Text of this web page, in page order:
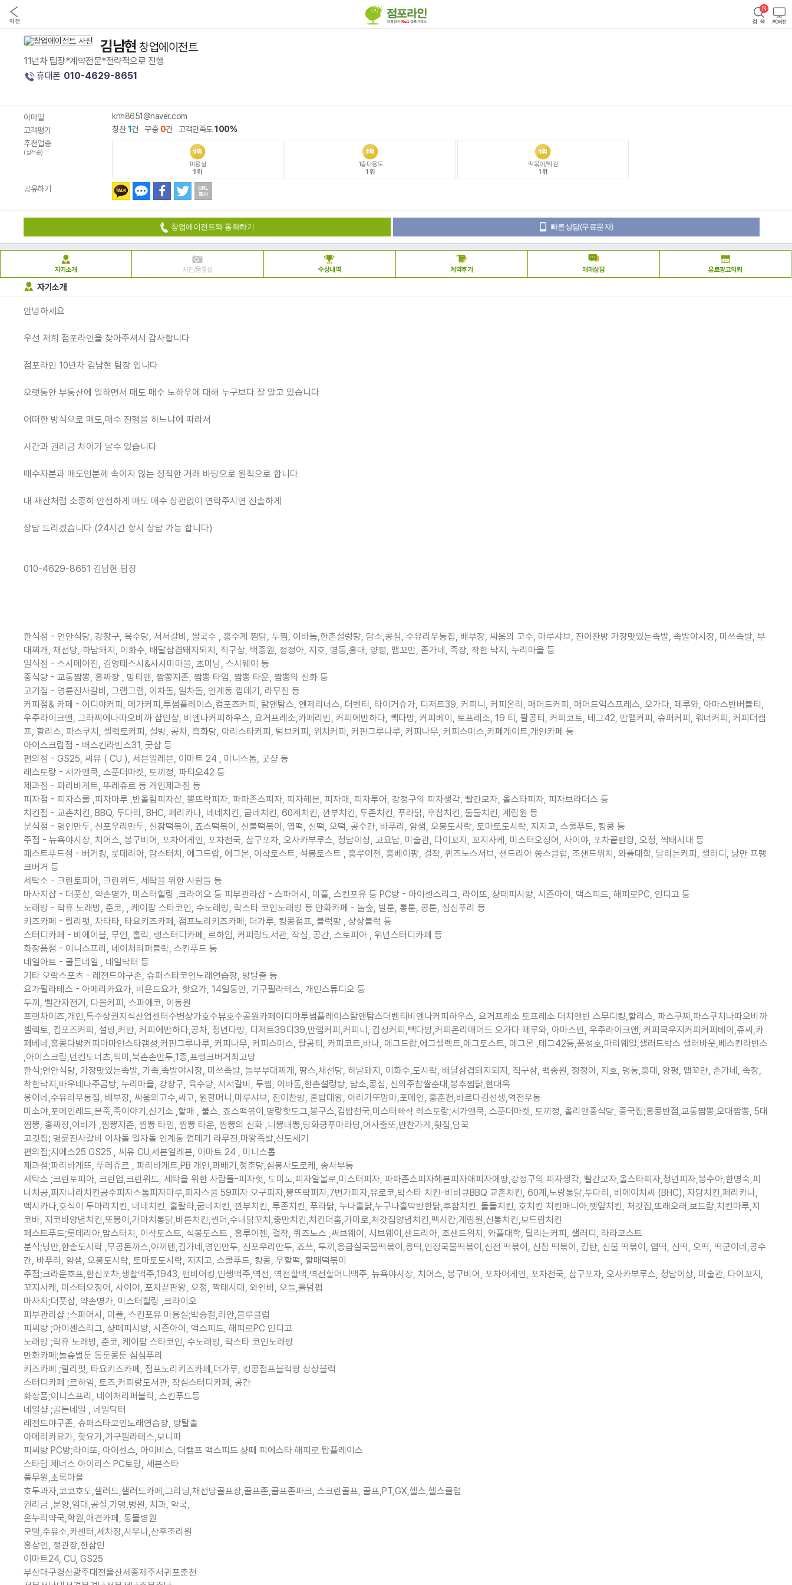
김남현창업에이전트
11년차 팀장*계약전문*전략적으로 진행
휴대폰 010-4629-8651
이메일
knh8651@naver.com
고객평가
칭찬1 건 꾸중 0건 고객만족도100%
추천업종
(실적순)
미용실
1위
1층다용도
1위
떡볶이/튀김
1위
공유하기
창업에이전트와 통화하기 빠른상담(무료문자)
자기소개 사진/동영상 수상내역 계약후기 매매상담 유료광고의뢰
자기소개
안녕하세요
우선 저희 점포라인을 찾아주셔서 감사합니다
점포라인 10년차 김남현 팀장 입니다
오랫동안 부동산에 일하면서 매도 매수 노하우에 대해 누구보다 잘 알고 있습니다
어떠한 방식으로 매도,매수 진행을 하느냐에 따라서
시간과 권리금 차이가 날수 있습니다
매수자분과 매도인분께 속이지 않는 정직한 거래 바탕으로 원칙으로 합니다
내 재산처럼 소중히 안전하게 매도 매수 상관없이 연락주시면 진솔하게
상담 드리겠습니다 (24시간 항시 상담 가능 합니다)
010-4629-8651 김남현 팀장
한식점 - 연안식당, 강창구, 육수당, 서서갈비, 쌀국수 , 홍수계 찜닭, 두찜, 이바돔,한촌설렁탕, 담소,콩심, 수유리우동집, 배부장, 싸움의 고수, 마루샤브, 진이찬방 가장맛있는족발, 족발야시장, 미쓰족발, 부
대찌개, 채선당, 하남돼지, 이화수, 배달삼겹돼지되지, 직구삼, 백종원, 정정아, 지호, 명동,홍대, 양평, 맵꼬만, 존가네, 족장, 착한 낙지, 누리마을 등
일식점 - 스시메이진, 김영태스시&사시미마을, 초미남, 스시웨이 등
중식당 - 교동짬뽕, 홍짜장 , 밍티앤, 짬뽕지존, 짬뽕 타임, 짬뽕 타운, 짬뽕의 신화 등
고기집 - 명륜진사갈비, 그램그램, 이차돌, 일차돌, 인계동 껍데기, 라무진 등
커피점& 카페 - 이디야커피, 메가커피,투썸플레이스,컴포즈커피, 탐앤탐스, 엔제리너스, 더벤티, 타이거슈가, 디저트39, 커피니, 커피온리, 매머드커피, 매머드익스프레스, 오가다, 떼루와, 아마스빈버블티,
우주라이크앤, 그라찌에나따오비까 샵인샵, 비엔나커피하우스, 요거프레소,카페리빈, 커피에반하다, 빽다방, 커피베이, 토프레소, 19 티, 팔공티, 커피코트, 테그42, 만랩커피, 슈퍼커피, 워너커피, 커피더캠
프, 할리스, 파스쿠치, 셀렉토커피, 설빙, 공차, 흑화당, 아리스타커피, 텀브커피, 위치커피, 커핀그루나루, 커피나무, 커피스미스,카페게이트,개인카페 등
아이스크림점 - 배스킨라빈스31, 굿샵 등
편의점 - GS25, 씨유 ( CU ), 세븐일레븐, 이마트 24 , 미니스톱, 굿샵 등
레스토랑 - 서가앤쿡, 스푼더마켓, 토끼정, 파티오42 등
제과점 - 파리바게트, 뚜레쥬르 등 개인제과점 등
피자점 - 피자스쿨 ,피자마루 ,반올림피자샵, 뽕뜨락피자, 파파존스피자, 피자헤븐, 피자애, 피자투어, 강정구의 피자생각, 빨간모자, 올스타피자, 피자브라더스 등
치킨점 - 교촌치킨, BBQ, 투다리, BHC, 페리카나, 네네치킨, 굽네치킨, 60계치킨, 깐부치킨, 투존치킨, 푸라닭, 후참치킨, 둘둘치킨, 계림원 등
분식점 - 명인만두, 신포우리만두, 신참떡볶이, 죠스떡볶이, 신불떡볶이, 엽떡, 신떡, 오떡, 공수간, 바푸리, 얌샘, 오봉도시락, 토마토도시락, 지지고, 스쿨푸드, 킹콩 등
주점 - 뉴욕야시장, 치어스, 봉구비어, 포차어게인, 포차천국, 삼구포차, 오사카부루스, 청담이상, 고요남, 미술관, 다이꼬지, 꼬지사케, 미스터오징어, 사이야, 포차끝판왕, 오청, 짝태시대 등
패스트푸드점 - 버거킹, 롯데리아, 맘스터치, 에그드랍, 에그몬, 이삭토스트, 석봉토스트 , 홍루이젠, 홍베이팡, 걸작, 퀴즈노스서브, 샌드리아 쏭스클럽, 조샌드위치, 와플대학, 달리는커피, 샐러디, 낭만 프랭
크버거 등
세탁소 - 크린토피아, 크린위드, 세탁을 위한 사람들 등
마사지샵 - 더풋샵, 약손명가, 미스터힐링 ,크라이오 등 피부관라샵 - 스파머시, 미플, 스킨포유 등 PC방 - 아이센스리그, 라이또, 샹떼피시방, 시즌아이, 맥스피드, 해피로PC, 인디고 등
노래방 - 락휴 노래방, 준코, , 케이팝 스타코인, 수노래방, 락스타 코인노래방 등 만화카페 - 놀숲, 벌툰, 통툰, 콩툰, 심심푸리 등
키즈카페 - 릴리펏, 차타타, 타요키즈카페, 점프노리키즈카페, 더가루, 킹콩점프, 블럭팡 , 상상블럭 등
스터디카페 - 비에이블, 무인, 홀릭, 랭스터디카페, 르하임, 커피랑도서관, 작심, 공간, 스토피아 , 위넌스터디카페 등
화장품점 - 이니스프리, 네이처리퍼블릭, 스킨푸드 등
네일아트 - 골든네일 , 네일닥터 등
기타 오락스포츠 - 레전드야구존, 슈퍼스타코인노래연습장, 방탈출 등
요가필라테스 - 아메리카요가, 비욘드요가, 핫요가, 14일동안, 기구필라테스, 개인스튜디오 등
두끼, 빨간자전거, 다올커피, 스파에코, 이동원
프랜차이즈,개인,특수상권지식산업센터수변상가호수뷰호수공원카페이디야투썸플레이스탐앤탐스더벤티비엔나커피하우스, 요거프레소 토프레소 더치앤빈 스무디킹,할리스, 파스쿠찌,파스쿠치나따오비까
셀렉토, 컴포즈커피, 설빙,커반, 커피에반하다,공차, 청년다방, 디저트39디39,만랩커피,커피니, 감성커피,빽다방,커피온리매머드 오가다 떼루와, 아마스빈, 우주라이크앤, 커피쿡우지커피커피베이,쥬씨,카
페베네,홍콩다방커피마마인스타갬성,커핀그루나루, 커피나무, 커피스미스, 팔공티, 커피코트,바나, 에그드랍,에그셀렉트,에그토스트, 에그몬 ,테그42등,풍성호,마리웨일,샐러드박스 샐러바웃,베스킨라빈스
,아이스크림,던킨도너츠,픽미,북촌손만두,1종,프랭크버거최고당
한식;연안식당, 가장맛있는족발, 가족,족발야시장, 미쓰족발, 놀부부대찌개, 땅스,채선당, 하남돼지, 이화수,도시락, 배달삼겹돼지되지, 직구삼, 백종원, 정정아, 지호, 명동,홍대, 양평, 맵꼬만, 존가네, 족장,
착한낙지,바우네나주곰탕, 누리마을, 강창구, 육수당, 서서갈비, 두찜, 이바돔,한촌설렁탕, 담소,콩심, 신의주찹쌀순대,봉추찜닭,현대옥
웅이네,수유리우동집, 배부장, 싸움의고수,싸고, 원할머니,마루샤브, 진이찬방, 혼밥대왕, 아리가또맘마,포메인, 홍춘천,바르다김선생,역전우동
미소야,포메인레드,본죽,죽이야기,신기소 ,할매 , 불스, 죠스떡볶이,명랑핫도그,봉구스,김밥천국,미스터빠삭 레스토랑;서가앤쿡, 스푼더마켓, 토끼정, 올리앤중식당, 중국집;홍콩반점,교동짬뽕,오대짬뽕, 5대
짬뽕, 홍짜장,이비가 ,짬뽕지존, 짬뽕 타임, 짬뽕 타운, 짬뽕의 신화 ,니뽕내뽕,탕화쿵푸마라탕,어사출또,반찬가게,횟집,담꾹
고깃집; 명륜진사갈비 이차돌 일차돌 인계동 껍데기 라무진,마왕족발,신도세기
편의점;지에스25 GS25 , 씨유 CU,세븐일레븐, 이마트 24 , 미니스톱
제과점;파리바게뜨, 뚜레쥬르 , 파리바게트,PB 개인,꽈배기,청춘당,심봉사도로케, 송사부등
세탁소 ;크린토피아, 크린업,크린위드, 세탁을 위한 사람들-피자헛, 도미노,피자알볼로,미스터피자, 파파존스피자헤븐피자애피자에땅,강정구의 피자생각, 빨간모자,올스타피자,청년피자,봉수아,한명숙,피
나치공,피자나라치킨공주피자스톰피자마루,피자스쿨 59피자 오구피자,뽕뜨락피자,7번가피자,유로코,빅스타 치킨-비비큐BBQ 교촌치킨, 60계,노랑통닭,투다리, 비에이치씨 (BHC), 자담치킨,페리카나,
멕시카나,호식이 두마리치킨, 네네치킨, 훌랄라,굽네치킨, 깐부치킨, 투존치킨, 푸라닭, 누나홀닭,누구나홀딱반한닭,후참치킨, 둘둘치킨, 호치킨 치킨매니아,깻잎치킨, 처갓집,또래오래,보드람,치킨마루,지
코바, 지코바양념치킨,또봉이,가마치통닭,바른치킨,썬더,수내닭꼬치,충만치킨,치킨더홈,가마로,처갓집양념치킨,맥시칸,계림원,신통치킨,보드람치킨
페스트푸드;롯데리아,맘스터치, 이삭토스트, 석봉토스트 , 홍루이젠, 걸작, 퀴즈노스 ,써브웨이, 서브웨이,샌드리아, 조샌드위치, 와플대학, 달리는커피, 샐러디, 라라코스트
분식;낭만,한솥도시락 ,무공돈까스,야끼텐,김가네,명인만두, 신포우리만두, 죠쓰, 두끼,응급실국물떡볶이,응떡,인정국물떡볶이,신전 떡볶이, 신참 떡볶이, 감탄, 신불 떡볶이, 엽떡, 신떡, 오떡, 떡군이네,공수
간, 바푸리, 얌샘, 오봉도시락, 토마토도시락, 지지고, 스쿨푸드, 킹콩, 우할떡, 할매떡볶이
주점;크라운호프,한신포차,생활맥주,1943, 펀비어킹,인쌩맥주,역전, 역전할맥,역전할머니맥주, 뉴욕야시장, 치어스, 봉구비어, 포차어게인, 포차천국, 삼구포차, 오사카부루스, 청담이상, 미술관, 다이꼬지,
꼬지사케, 미스터오징어, 사이야, 포차끝판왕, 오청, 짝태시대, 와인바, 오늘,홀덤펍
마사지;더풋샵, 약손명가, 미스터힐링 ,크라이오
피부관리샵 ;스파머시, 미플, 스킨포유 미용실;박승철,리안,블루클럽
피씨방 ;아이센스리그, 샹떼피시방, 시즌아이, 맥스피드, 해피로PC 인디고
노래방 ;락휴 노래방, 준코, 케이팝 스타코인, 수노래방, 락스타 코인노래방
만화카페;놀숲벌툰 통툰콩툰 심심푸리
키즈카페 ;릴리펏, 타요키즈카페, 점프노리키즈카페,더가루, 킹콩점프블럭팡 상상블럭
스터디카페 ;르하임, 토즈,커피랑도서관, 작심스터디카페, 공간
화장품;이니스프리, 네이처리퍼블릭, 스킨푸드등
네일샵 ;골든네일 , 네일닥터
레전드야구존, 슈퍼스타코인노래연습장, 방탈출
아메리카요가, 핫요가,기구필라테스,보니따
피씨방 PC방;라이또, 아이센스, 아이비스, 더캠프 맥스피드 샹떼 피에스타 해피로 탑플레이스
스타덤 제너스 아이리스 PC토랑, 세븐스타
풀무원,초록마을
호두과자,코코호도,샐러드,샐러드카페,그리닝,채선당골프장,골프존,골프존파크, 스크린골프, 골프,PT,GX,헬스,헬스클럽
권리금 ,분양,임대,공실,가맹,병원, 치과, 약국,
온누리약국,학원,애견카페, 동물병원
모텔,주유소,카센터,세차장,사우나,산후조리원
홍삼인, 정관장,한삼인
이마트24, CU, GS25
부산대구경산광주대전울산세종제주서귀포춘천